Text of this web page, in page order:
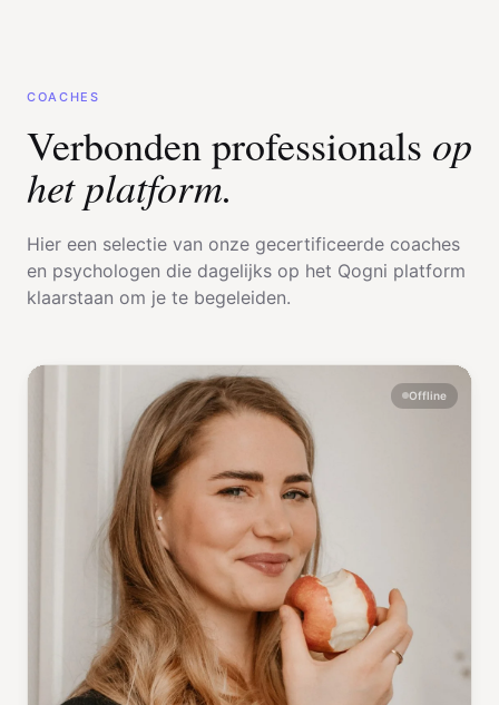
COACHES
Verbonden professionals op
het platform.
Hier een selectie van onze gecertificeerde coaches
en psychologen die dagelijks op het Qogni platform
klaarstaan om je te begeleiden.
Offline